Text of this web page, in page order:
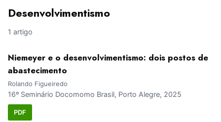
Desenvolvimentismo
1 artigo
Niemeyer e o desenvolvimentismo: dois postos de
abastecimento
Rolando Figueiredo
16º Seminário Docomomo Brasil, Porto Alegre, 2025
PDF